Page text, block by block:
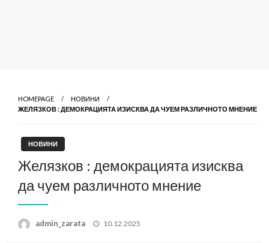
HOMEPAGE
НОВИНИ
ЖЕЛЯЗКОВ : ДЕМОКРАЦИЯТА ИЗИСКВА ДА ЧУЕМ РАЗЛИЧНОТО МНЕНИЕ
НОВИНИ
Желязков : демокрацията изисква
да чуем различното мнение
admin_zarata
Posted
10.12.2025